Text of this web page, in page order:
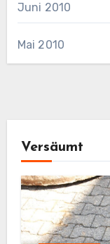
Juni 2010
Mai 2010
Versäumt